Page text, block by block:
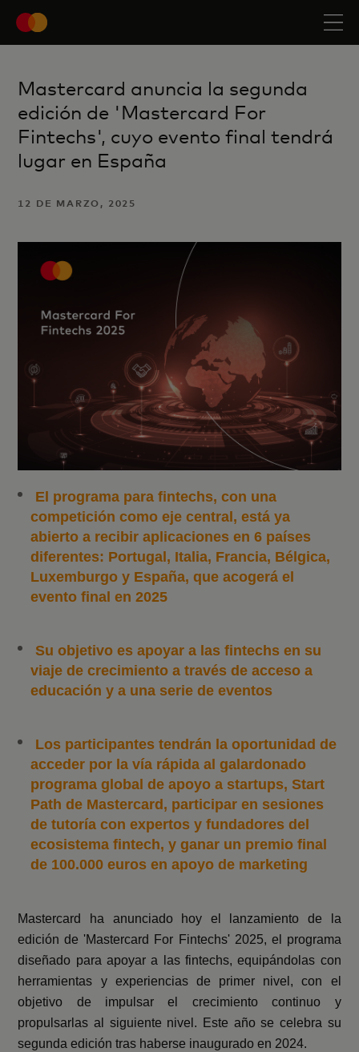
Mastercard anuncia la segunda
edición de 'Mastercard For
Fintechs', cuyo evento final tendrá
lugar en España
12 DE MARZO, 2025
El programa para fintechs, con una
competición como eje central, está ya
abierto a recibir aplicaciones en 6 países
diferentes: Portugal, Italia, Francia, Bélgica,
Luxemburgo y España, que acogerá el
evento final en 2025
Su objetivo es apoyar a las fintechs en su
viaje de crecimiento a través de acceso a
educación y a una serie de eventos
Los participantes tendrán la oportunidad de
acceder por la vía rápida al galardonado
programa global de apoyo a startups, Start
Path de Mastercard, participar en sesiones
de tutoría con expertos y fundadores del
ecosistema fintech, y ganar un premio final
de 100.000 euros en apoyo de marketing
Mastercard ha anunciado hoy el lanzamiento de la
edición de 'Mastercard For Fintechs' 2025, el programa
diseñado para apoyar a las fintechs, equipándolas con
herramientas y experiencias de primer nivel, con el
objetivo de impulsar el crecimiento continuo y
propulsarlas al siguiente nivel. Este año se celebra su
segunda edición tras haberse inaugurado en 2024.